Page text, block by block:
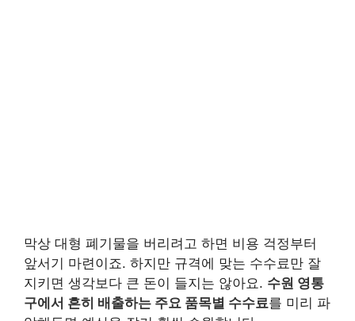
막상 대형 폐기물을 버리려고 하면 비용 걱정부터
앞서기 마련이죠. 하지만 규격에 맞는 수수료만 잘
지키면 생각보다 큰 돈이 들지는 않아요. 수원 영통
구에서 흔히 배출하는 주요 품목별 수수료를 미리 파